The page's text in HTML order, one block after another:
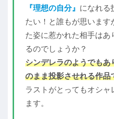
『理想の自分』 になれる
たい！と誰もが思います
た姿に惹かれた相手はあ
るのでしょうか？
シンデレラのようでもあ
のまま投影させれる作品
ラストがとってもオシャ
ます。